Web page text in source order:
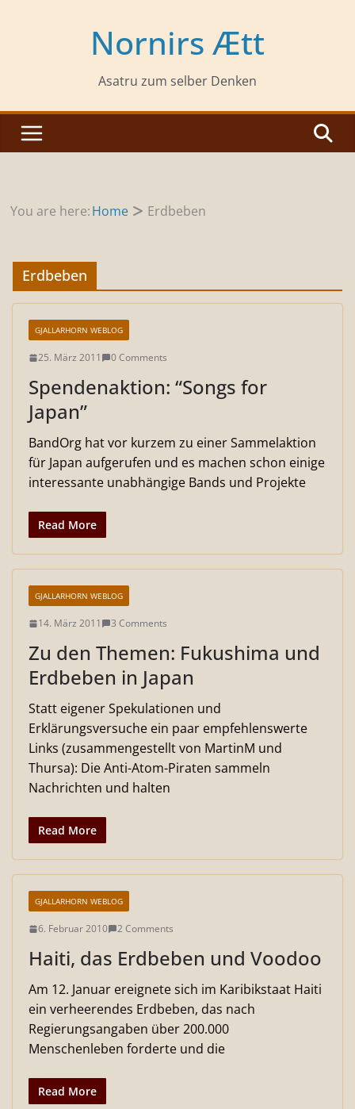
Nornirs Ætt
Asatru zum selber Denken
You are here:Home Erdbeben
Erdbeben
GJALLARHORN WEBLOG
25. März 2011 0 Comments
Spendenaktion: “Songs for
Japan”
BandOrg hat vor kurzem zu einer Sammelaktion
für Japan aufgerufen und es machen schon einige
interessante unabhängige Bands und Projekte
Read More
GJALLARHORN WEBLOG
14. März 2011 3 Comments
Zu den Themen: Fukushima und
Erdbeben in Japan
Statt eigener Spekulationen und
Erklärungsversuche ein paar empfehlenswerte
Links (zusammengestellt von MartinM und
Thursa): Die Anti-Atom-Piraten sammeln
Nachrichten und halten
Read More
GJALLARHORN WEBLOG
6. Februar 2010 2 Comments
Haiti, das Erdbeben und Voodoo
Am 12. Januar ereignete sich im Karibikstaat Haiti
ein verheerendes Erdbeben, das nach
Regierungsangaben über 200.000
Menschenleben forderte und die
Read More